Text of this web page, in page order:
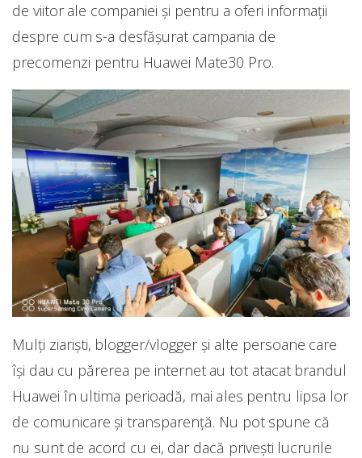
de viitor ale companiei și pentru a oferi informații
despre cum s-a desfășurat campania de
precomenzi pentru Huawei Mate30 Pro.
Mulți ziariști, blogger/vlogger și alte persoane care
își dau cu părerea pe internet au tot atacat brandul
Huawei în ultima perioadă, mai ales pentru lipsa lor
de comunicare și transparență. Nu pot spune că
nu sunt de acord cu ei, dar dacă privești lucrurile